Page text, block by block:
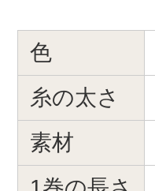
色
糸の太さ
素材